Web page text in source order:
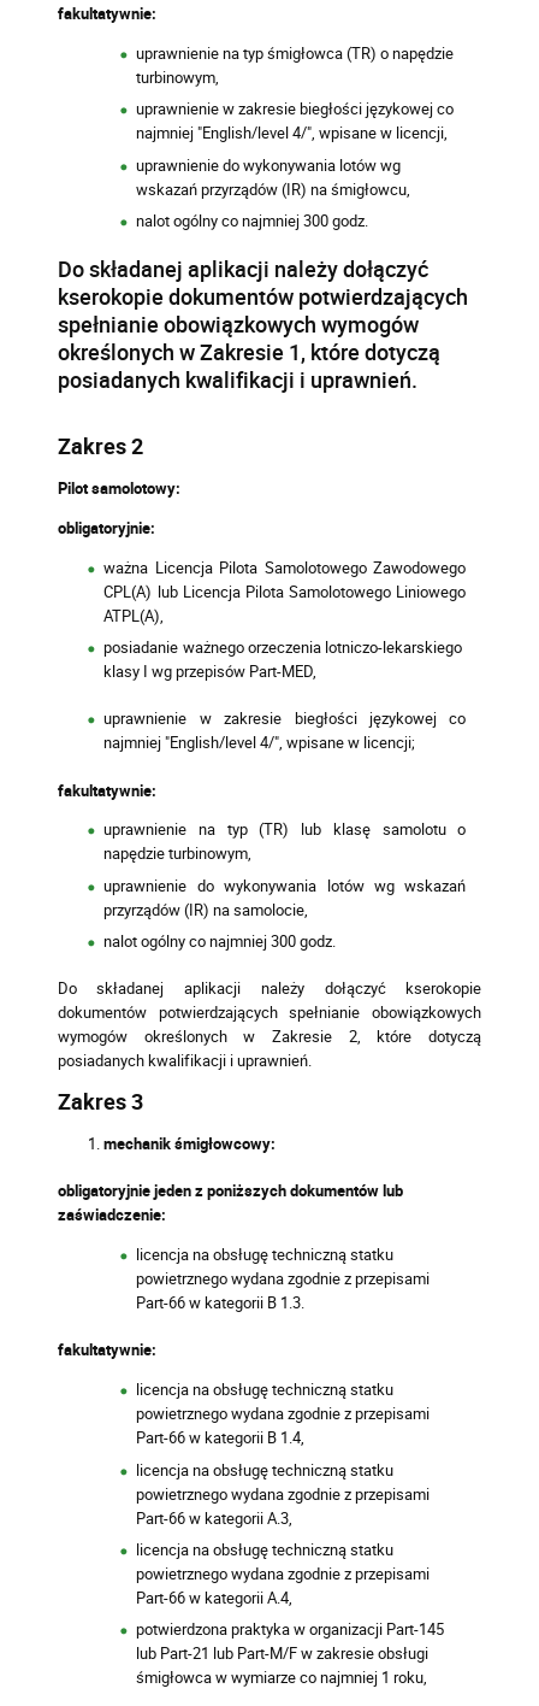
fakultatywnie:
uprawnienie na typ śmigłowca (TR) o napędzie
turbinowym,
uprawnienie w zakresie biegłości językowej co
najmniej "English/level 4/", wpisane w licencji,
uprawnienie do wykonywania lotów wg
wskazań przyrządów (IR) na śmigłowcu,
nalot ogólny co najmniej 300 godz.
Do składanej aplikacji należy dołączyć
kserokopie dokumentów potwierdzających
spełnianie obowiązkowych wymogów
określonych w Zakresie 1, które dotyczą
posiadanych kwalifikacji i uprawnień.
Zakres 2
Pilot samolotowy:
obligatoryjnie:
ważna Licencja Pilota Samolotowego Zawodowego
CPL(A) lub Licencja Pilota Samolotowego Liniowego
ATPL(A),
posiadanie ważnego orzeczenia lotniczo-lekarskiego
klasy I wg przepisów Part-MED,
uprawnienie w zakresie biegłości językowej co
najmniej "English/level 4/", wpisane w licencji;
fakultatywnie:
uprawnienie na typ (TR) lub klasę samolotu o
napędzie turbinowym,
uprawnienie do wykonywania lotów wg wskazań
przyrządów (IR) na samolocie,
nalot ogólny co najmniej 300 godz.
Do składanej aplikacji należy dołączyć kserokopie
dokumentów potwierdzających spełnianie obowiązkowych
wymogów określonych w Zakresie 2, które dotyczą
posiadanych kwalifikacji i uprawnień.
Zakres 3
mechanik śmigłowcowy:
obligatoryjnie jeden z poniższych dokumentów lub
zaświadczenie:
licencja na obsługę techniczną statku
powietrznego wydana zgodnie z przepisami
Part-66 w kategorii B 1.3.
fakultatywnie:
licencja na obsługę techniczną statku
powietrznego wydana zgodnie z przepisami
Part-66 w kategorii B 1.4,
licencja na obsługę techniczną statku
powietrznego wydana zgodnie z przepisami
Part-66 w kategorii A.3,
licencja na obsługę techniczną statku
powietrznego wydana zgodnie z przepisami
Part-66 w kategorii A.4,
potwierdzona praktyka w organizacji Part-145
lub Part-21 lub Part-M/F w zakresie obsługi
śmigłowca w wymiarze co najmniej 1 roku,